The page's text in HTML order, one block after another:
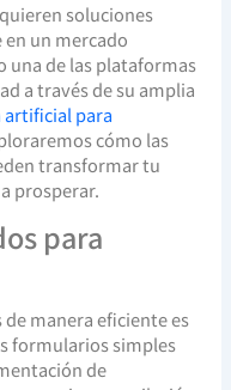
soluciones
en un mercado
una de las plataformas
a través de su amplia
artificial para
cómo las
transformar tu
prosperar.
para
manera eficiente es
formularios simples
de